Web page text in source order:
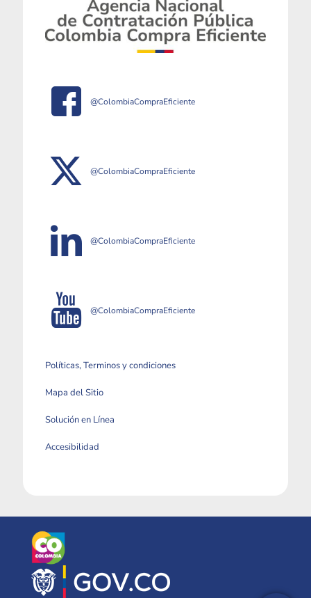
@ColombiaCompraEficiente
@ColombiaCompraEficiente
@ColombiaCompraEficiente
@ColombiaCompraEficiente
Políticas, Terminos y condiciones
Mapa del Sitio
Solución en Línea
Accesibilidad